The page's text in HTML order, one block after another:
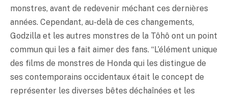
monstres, avant de redevenir méchant ces dernières
années. Cependant, au-delà de ces changements,
Godzilla et les autres monstres de la Tôhô ont un point
commun qui les a fait aimer des fans. “L’élément unique
des films de monstres de Honda qui les distingue de
ses contemporains occidentaux était le concept de
représenter les diverses bêtes déchaînées et les